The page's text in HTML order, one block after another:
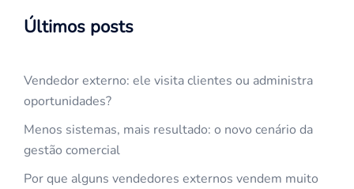
Últimos posts
Vendedor externo: ele visita clientes ou administra
oportunidades?
Menos sistemas, mais resultado: o novo cenário da
gestão comercial
Por que alguns vendedores externos vendem muito